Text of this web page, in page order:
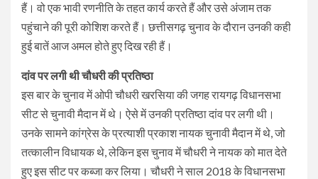
हैं। वो एक भावी रणनीति के तहत कार्य करते हैं और उसे अंजाम तक
पहुंचाने की पूरी कोशिश करते हैं। छत्तीसगढ़ चुनाव के दौरान उनकी कही
हुई बातें आज अमल होते हुए दिख रही हैं।
दांव पर लगी थी चौधरी की प्रतिष्ठा
इस बार के चुनाव में ओपी चौधरी खरसिया की जगह रायगढ़ विधानसभा
सीट से चुनावी मैदान में थे। ऐसे में उनकी प्रतिष्ठा दांव पर लगी थी।
उनके सामने कांग्रेस के प्रत्याशी प्रकाश नायक चुनावी मैदान में थे, जो
तत्कालीन विधायक थे, लेकिन इस चुनाव में चौधरी ने नायक को मात देते
हुए इस सीट पर कब्जा कर लिया। चौधरी ने साल 2018 के विधानसभा